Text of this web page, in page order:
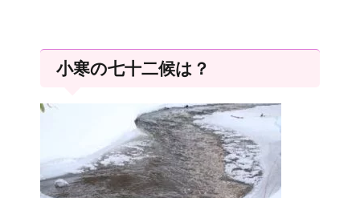
小寒の七十二候は？